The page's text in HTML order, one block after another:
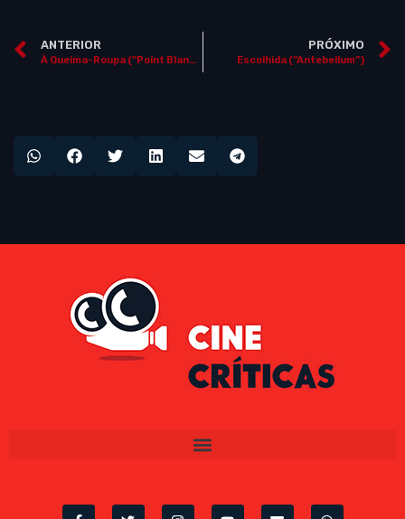
ANTERIOR
À Queima-Roupa (“Point Blank”)
PRÓXIMO
Escolhida (“Antebellum”)